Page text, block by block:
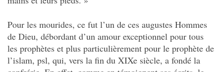
Pour les mourides, ce fut l’un de ces augustes Hommes
de Dieu, débordant d’un amour exceptionnel pour tous
les prophètes et plus particulièrement pour le prophète de
l’islam, psl, qui, vers la fin du XIXe siècle, a fondé la